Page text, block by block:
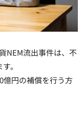
NEM流出事件は、不
。
億円の補償を行う方